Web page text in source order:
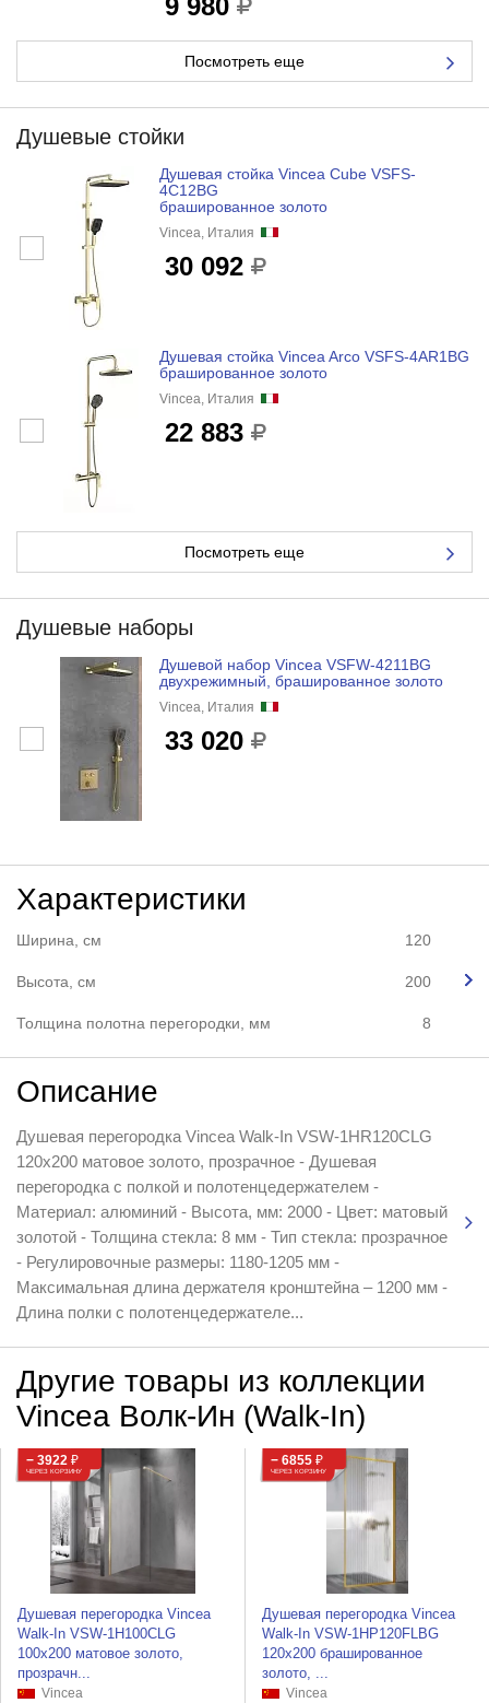
Посмотреть еще
Душевые стойки
Душевая стойка Vincea Cube VSFS-
4C12BG
брашированное золото
Vincea, Италия
30 092
Душевая стойка Vincea Arco VSFS-4AR1BG
брашированное золото
Vincea, Италия
22 883
Посмотреть еще
Душевые наборы
Душевой набор Vincea VSFW-4211BG
двухрежимный, брашированное золото
Vincea, Италия
33 020
Характеристики
Ширина, см 120
Высота, см 200
Толщина полотна перегородки, мм 8
Описание
Душевая перегородка Vincea Walk-In VSW-1HR120CLG
120x200 матовое золото, прозрачное - Душевая
перегородка с полкой и полотенцедержателем -
Материал: алюминий - Высота, мм: 2000 - Цвет: матовый
золотой - Толщина стекла: 8 мм - Тип стекла: прозрачное
- Регулировочные размеры: 1180-1205 мм -
Максимальная длина держателя кронштейна – 1200 мм -
Длина полки с полотенцедержателе...
Другие товары из коллекции
Vincea Волк-Ин (Walk-In)
− 3922 ₽
ЧЕРЕЗ КОРЗИНУ
Душевая перегородка Vincea
Walk-In VSW-1H100CLG
100x200 матовое золото,
прозрачн...
Vincea
− 6855 ₽
ЧЕРЕЗ КОРЗИНУ
Душевая перегородка Vincea
Walk-In VSW-1HP120FLBG
120x200 брашированное
золото, ...
Vincea